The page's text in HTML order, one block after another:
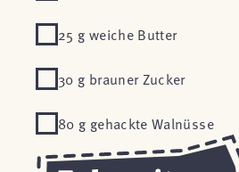
25 g weiche Butter
30 g brauner Zucker
80 g gehackte Walnüsse